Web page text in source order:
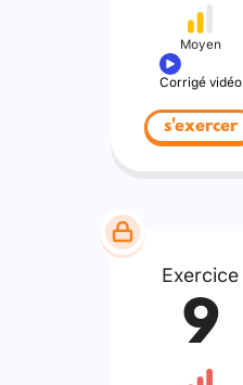
Moyen
Corrigé vidéo
s'exercer
Exercice
9